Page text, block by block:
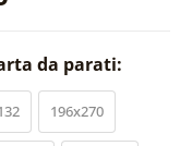
da parati:
196x270